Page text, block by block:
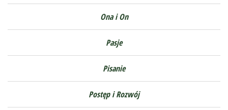
Ona i On
Pasje
Pisanie
Postęp i Rozwój